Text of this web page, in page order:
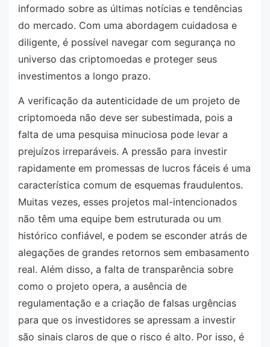
informado sobre as últimas notícias e tendências
do mercado. Com uma abordagem cuidadosa e
diligente, é possível navegar com segurança no
universo das criptomoedas e proteger seus
investimentos a longo prazo.
A verificação da autenticidade de um projeto de
criptomoeda não deve ser subestimada, pois a
falta de uma pesquisa minuciosa pode levar a
prejuízos irreparáveis. A pressão para investir
rapidamente em promessas de lucros fáceis é uma
característica comum de esquemas fraudulentos.
Muitas vezes, esses projetos mal-intencionados
não têm uma equipe bem estruturada ou um
histórico confiável, e podem se esconder atrás de
alegações de grandes retornos sem embasamento
real. Além disso, a falta de transparência sobre
como o projeto opera, a ausência de
regulamentação e a criação de falsas urgências
para que os investidores se apressam a investir
são sinais claros de que o risco é alto. Por isso, é